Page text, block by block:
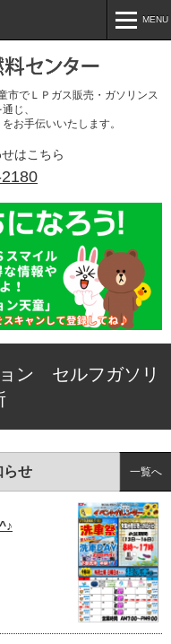
市でＬＰガス販売・ガソリンス
じ、
お手伝いいたします。
はこちら
MENU
ン セルフガソリ
せ 一覧へ